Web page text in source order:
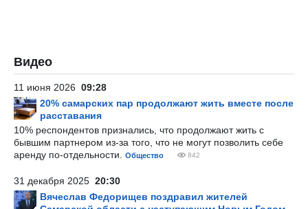
Видео
11 июня 2026 09:28
20% самарских пар продолжают жить вместе после
расставания
10% респондентов признались, что продолжают жить с
бывшим партнером из-за того, что не могут позволить себе
аренду по-отдельности.
Общество 842
31 декабря 2025 20:30
Вячеслав Федорищев поздравил жителей